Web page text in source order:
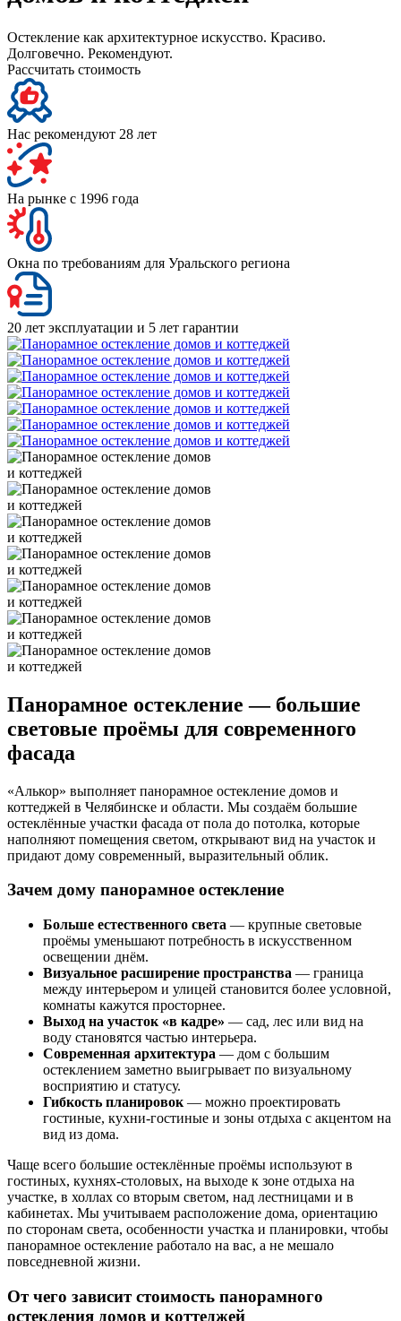
Остекление как архитектурное искусство. Красиво.
Долговечно. Рекомендуют.
Рассчитать стоимость
Панорамное остекление — большие
световые проёмы для современного
фасада
«Алькор» выполняет панорамное остекление домов и
коттеджей в Челябинске и области. Мы создаём большие
остеклённые участки фасада от пола до потолка, которые
наполняют помещения светом, открывают вид на участок и
придают дому современный, выразительный облик.
Зачем дому панорамное остекление
Больше естественного света — крупные световые
проёмы уменьшают потребность в искусственном
освещении днём.
Визуальное расширение пространства — граница
между интерьером и улицей становится более условной,
комнаты кажутся просторнее.
Выход на участок «в кадре» — сад, лес или вид на
воду становятся частью интерьера.
Современная архитектура — дом с большим
остеклением заметно выигрывает по визуальному
восприятию и статусу.
Гибкость планировок — можно проектировать
гостиные, кухни‑гостиные и зоны отдыха с акцентом на
вид из дома.
Чаще всего большие остеклённые проёмы используют в
гостиных, кухнях-столовых, на выходе к зоне отдыха на
участке, в холлах со вторым светом, над лестницами и в
кабинетах. Мы учитываем расположение дома, ориентацию
по сторонам света, особенности участка и планировки, чтобы
панорамное остекление работало на вас, а не мешало
повседневной жизни.
От чего зависит стоимость панорамного
остекления домов и коттеджей
Нас рекомендуют 28 лет
На рынке с 1996 года
Окна по требованиям для Уральского региона
20 лет эксплуатации и 5 лет гарантии